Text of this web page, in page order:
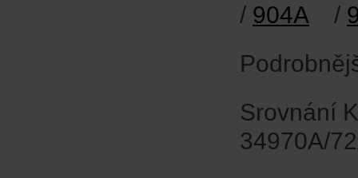
/ 904A /
Srovnání
34970A/